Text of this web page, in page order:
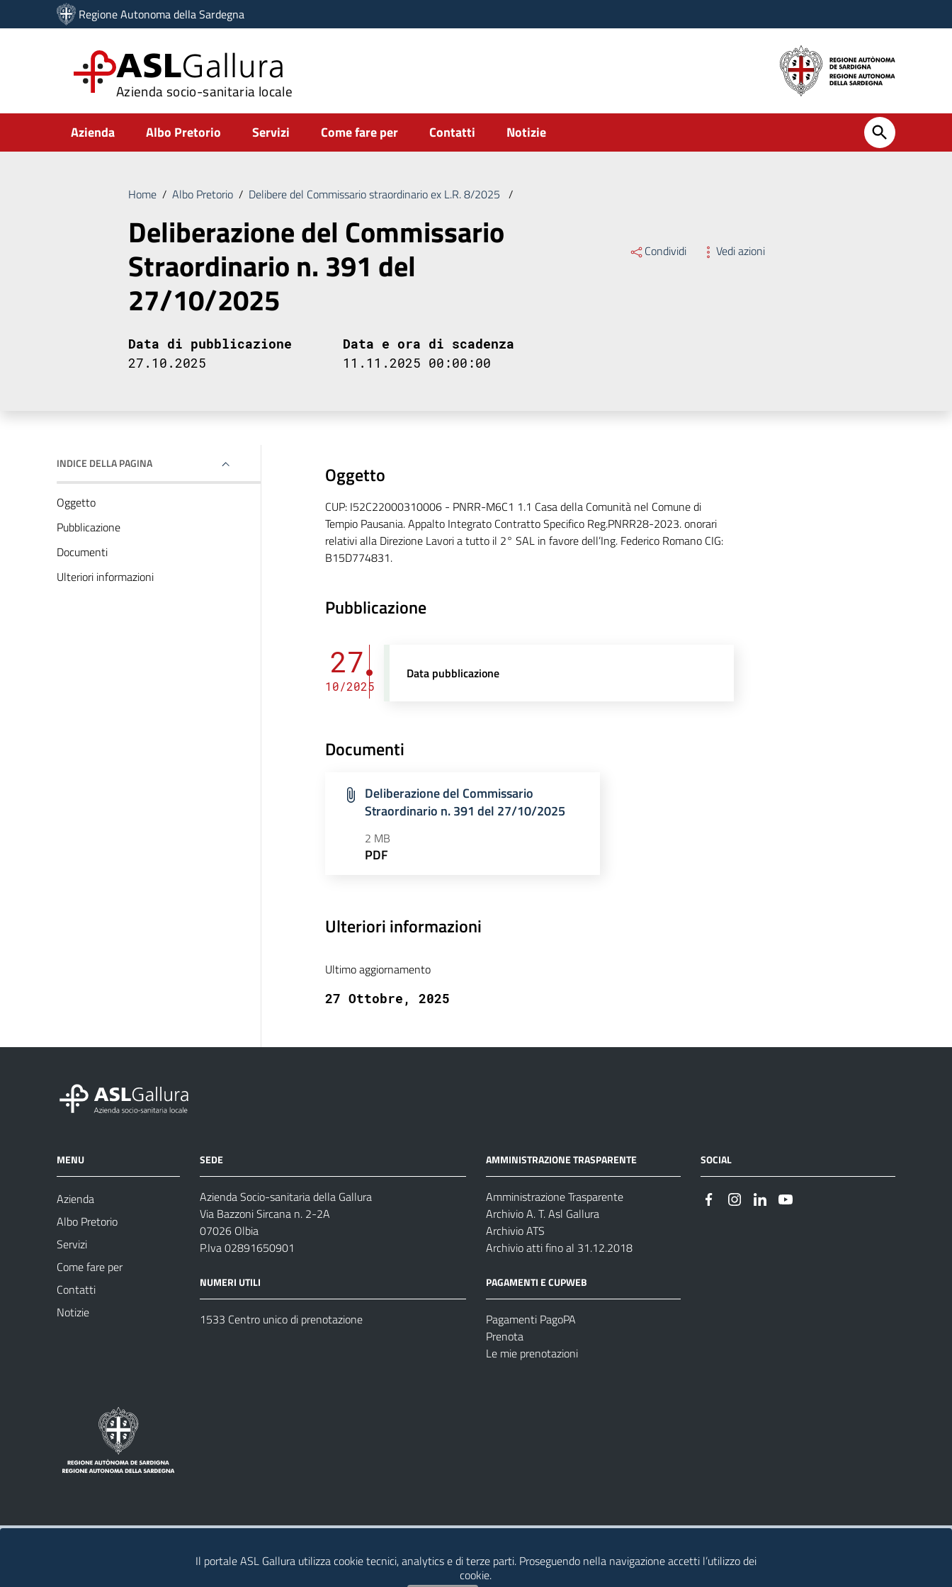
Vai ai contenuti
Vai al menu di navigazione
Regione Autonoma della Sardegna
ASLGallura
Azienda socio-sanitaria locale
Submenu
Azienda Albo Pretorio Servizi Come fare per Contatti Notizie
Home / Albo Pretorio / Delibere del Commissario straordinario ex L.R. 8/2025 /
Deliberazione del Commissario
Straordinario n. 391 del
27/10/2025
Condividi Vedi azioni
Data di pubblicazione
27.10.2025
Data e ora di scadenza
11.11.2025 00:00:00
INDICE DELLA PAGINA
Oggetto
Pubblicazione
Documenti
Ulteriori informazioni
Oggetto
CUP: I52C22000310006 - PNRR-M6C1 1.1 Casa della Comunità nel Comune di
Tempio Pausania. Appalto Integrato Contratto Specifico Reg.PNRR28-2023. onorari
relativi alla Direzione Lavori a tutto il 2° SAL in favore dell’Ing. Federico Romano CIG:
B15D774831.
Pubblicazione
27
10/2025
Data pubblicazione
Documenti
Deliberazione del Commissario
Straordinario n. 391 del 27/10/2025
2 MB
PDF
Ulteriori informazioni
Ultimo aggiornamento
27 Ottobre, 2025
MENU
Azienda
Albo Pretorio
Servizi
Come fare per
Contatti
Notizie
SEDE
Azienda Socio-sanitaria della Gallura
Via Bazzoni Sircana n. 2-2A
07026 Olbia
P.Iva 02891650901
NUMERI UTILI
1533 Centro unico di prenotazione
AMMINISTRAZIONE TRASPARENTE
Amministrazione Trasparente
Archivio A. T. Asl Gallura
Archivio ATS
Archivio atti fino al 31.12.2018
PAGAMENTI E CUPWEB
Pagamenti PagoPA
Prenota
Le mie prenotazioni
SOCIAL
Il portale ASL Gallura utilizza cookie tecnici, analytics e di terze parti. Proseguendo nella navigazione accetti l’utilizzo dei
cookie.